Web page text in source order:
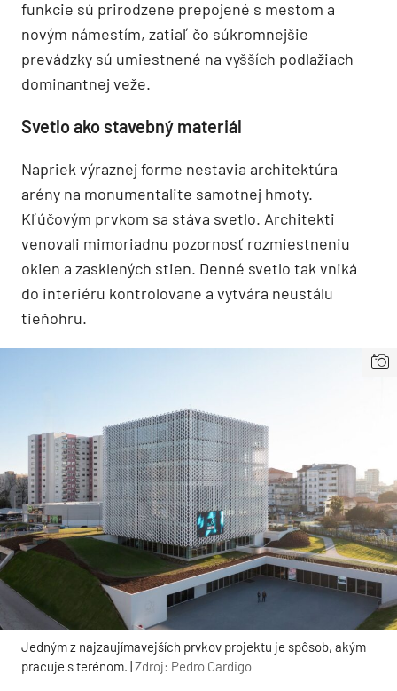
funkcie sú prirodzene prepojené s mestom a
novým námestím, zatiaľ čo súkromnejšie
prevádzky sú umiestnené na vyšších podlažiach
dominantnej veže.
Svetlo ako stavebný materiál
Napriek výraznej forme nestavia architektúra
arény na monumentalite samotnej hmoty.
Kľúčovým prvkom sa stáva svetlo. Architekti
venovali mimoriadnu pozornosť rozmiestneniu
okien a zasklených stien. Denné svetlo tak vniká
do interiéru kontrolovane a vytvára neustálu
tieňohru.
Jedným z najzaujímavejších prvkov projektu je spôsob, akým
pracuje s terénom. | Zdroj: Pedro Cardigo